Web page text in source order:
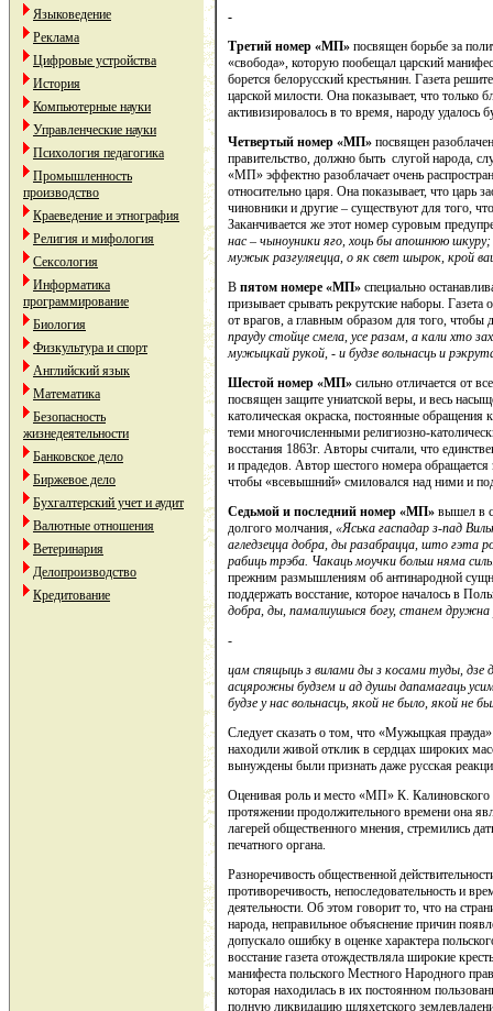
Языковедение
Реклама
Цифровые устройства
История
Компьютерные науки
Управленческие науки
Психология педагогика
Промышленность
производство
Краеведение и этнография
Религия и мифология
Сексология
Информатика
программирование
Биология
Физкультура и спорт
Английский язык
Математика
Безопасность
жизнедеятельности
Банковское дело
Биржевое дело
Бухгалтерский учет и аудит
Валютные отношения
Ветеринария
Делопроизводство
Кредитование
-
Третий номер «МП» посвящен борьбе за
«свобода», которую пообещал царский
борется белорусский крестьянин. Газета
царской милости. Она показывает, что только
активизировалось в то время, народу удалось
Четвертый номер «МП» посвящен
правительство, должно быть слугой народа,
«МП» эффектно разоблачает очень
относительно царя. Она показывает, что царь
чиновники и другие – существуют для того,
Заканчивается же этот номер суровым
нас – чыноуники яго, хоць бы апошнюю
мужык разгуляецца, о як свет шырок, крой
В пятом номере «МП» специально
призывает срывать рекрутские наборы.
от врагов, а главным образом для того,
прауду стойце смела, усе разам, а кали хто
мужыцкай рукой, - и будзе вольнасць и
Шестой номер «МП» сильно отличается от
посвящен защите униатской веры, и весь
католическая окраска, постоянные
теми многочисленными религиозно-
восстания 1863г. Авторы считали, что
и прадедов. Автор шестого номера
чтобы «всевышний» смиловался над ними и
Седьмой и последний номер «МП» вышел в
долгого молчания, «Яська гаспадар з-пад
агледзецца добра, ды разабрацца, што гэта
рабиць трэба. Чакаць моучки больш няма
прежним размышлениям об антинародной
поддержать восстание, которое началось в
добра, ды, памалиушыся богу, станем
-
цам спящыць з вилами ды з косами туды,
асцярожны будзем и ад душы дапамагаць
будзе у нас вольнасць, якой не было, якой не
Следует сказать о том, что «Мужыцкая
находили живой отклик в сердцах широких
вынуждены были признать даже русская
Оценивая роль и место «МП» К. Калиновского
протяжении продолжительного времени она
лагерей общественного мнения, стремились
печатного органа.
Разноречивость общественной
противоречивость, непоследовательность и
деятельности. Об этом говорит то, что на
народа, неправильное объяснение причин
допускало ошибку в оценке характера
восстание газета отождествляла широкие
манифеста польского Местного Народного
которая находилась в их постоянном
полную ликвидацию шляхетского